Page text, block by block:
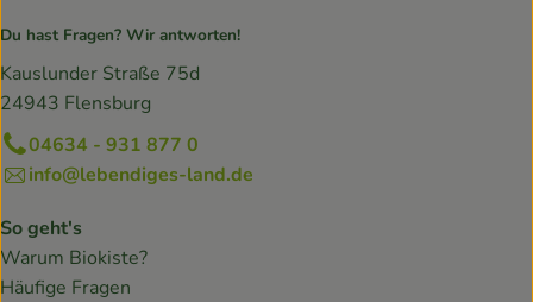
Du hast Fragen? Wir antworten!
Kauslunder Straße 75d
24943 Flensburg
04634 - 931 877 0
info@lebendiges-land.de
So geht's
Warum Biokiste?
Häufige Fragen